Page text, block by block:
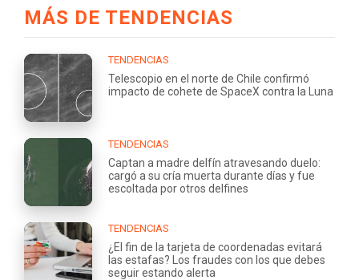
MÁS DE TENDENCIAS
TENDENCIAS
Telescopio en el norte de Chile confirmó
impacto de cohete de SpaceX contra la Luna
TENDENCIAS
Captan a madre delfín atravesando duelo:
cargó a su cría muerta durante días y fue
escoltada por otros delfines
TENDENCIAS
¿El fin de la tarjeta de coordenadas evitará
las estafas? Los fraudes con los que debes
seguir estando alerta